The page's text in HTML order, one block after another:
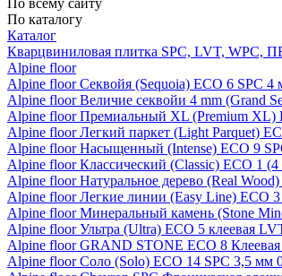
По всему сайту
По каталогу
Каталог
Кварцвиниловая плитка SPC, LVT, WPC,
Alpine floor
Alpine floor Секвойя (Sequoia) ECO 6 SPC 4
Alpine floor Величие секвойи 4 mm (Grand
Alpine floor Премиальный XL (Premium XL)
Alpine floor Легкий паркет (Light Parquet)
Alpine floor Насыщенный (Intense) ECO 9
Alpine floor Классический (Classic) ECO 1
Alpine floor Натуральное дерево (Real
Alpine floor Легкие линии (Easy Line) ECO
Alpine floor Минеральный камень (Stone
Alpine floor Ультра (Ultra) ECO 5 клеевая
Alpine floor GRAND STONE ECO 8
Alpine floor Соло (Solo) ECO 14 SPC 3,5 мм